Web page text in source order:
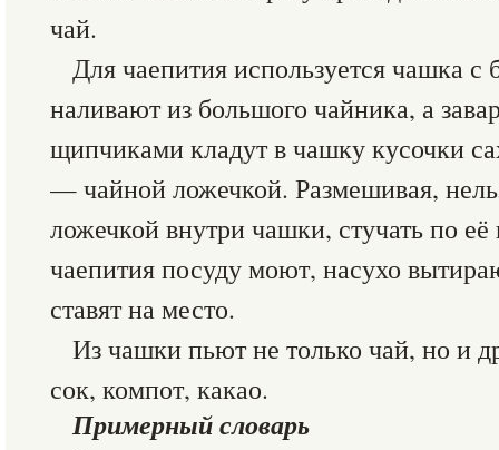
чай.
Для чаепития используется чашка
наливают из большого чайника, а
щипчиками кладут в чашку кусочки
— чайной ложечкой. Размешивая,
ложечкой внутри чашки, стучать по
чаепития посуду моют, насухо
ставят на место.
Из чашки пьют не только чай, но и
сок, компот, какао.
Примерный словарь